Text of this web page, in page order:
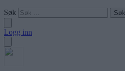
Søk
Logg inn